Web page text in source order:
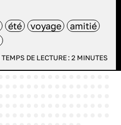
été voyage
amitié
TEMPS DE LECTURE : 2 MINUTES